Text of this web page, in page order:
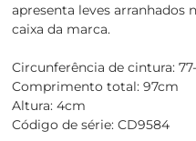
apresenta leves arranhados
caixa da marca.
Circunferência de cintura:
Comprimento total: 97cm
Altura: 4cm
Código de série: CD9584